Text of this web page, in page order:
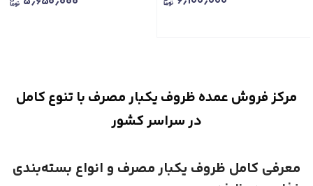
مرکز فروش عمده ظروف یکبار مصرف با تنوع کامل
در سراسر کشور
معرفی کامل ظروف یکبار مصرف و انواع بسته‌بندی